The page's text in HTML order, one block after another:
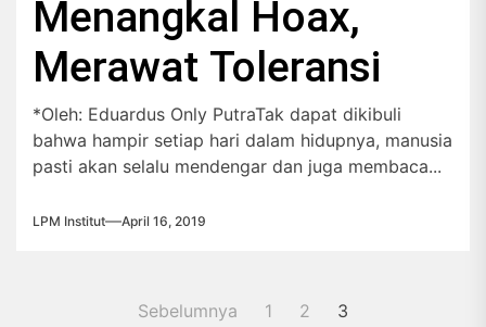
Menangkal Hoax,
Merawat Toleransi
*Oleh: Eduardus Only PutraTak dapat dikibuli
bahwa hampir setiap hari dalam hidupnya, manusia
pasti akan selalu mendengar dan juga membaca...
LPM Institut April 16, 2019
Sebelumnya 1 2 3